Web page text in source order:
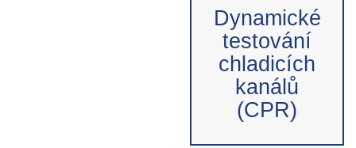
Dynamické
testování
chladicích
kanálů
(CPR)